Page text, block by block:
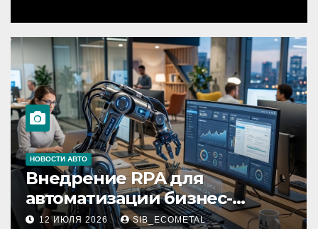
НОВОСТИ АВТО
Внедрение RPA для
автоматизации бизнес-
процессов
12 ИЮЛЯ 2026 SIB_ECOMETAL